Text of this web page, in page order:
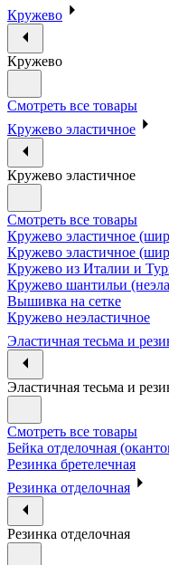
Кружево
Кружево
Смотреть все товары
Кружево эластичное
Кружево эластичное
Смотреть все товары
Кружево эластичное
Кружево эластичное
Кружево из Италии и
Кружево шантильи
Вышивка на сетке
Кружево неэластичное
Эластичная тесьма и
Эластичная тесьма и
Смотреть все товары
Бейка отделочная
Резинка бретелечная
Резинка отделочная
Резинка отделочная